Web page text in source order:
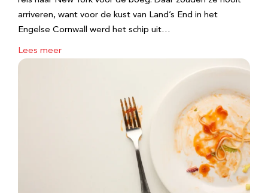
arriveren, want voor de kust van Land’s End in het
Engelse Cornwall werd het schip uit…
Lees meer